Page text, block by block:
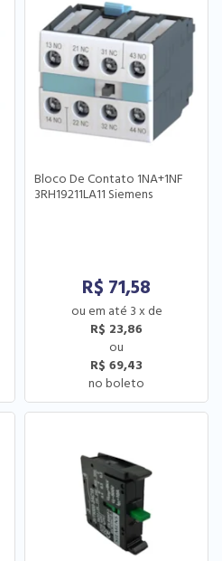
Bloco De Contato 1NA+1NF
3RH19211LA11 Siemens
R$ 71,58
3 x de
R$ 23,86
R$ 69,43